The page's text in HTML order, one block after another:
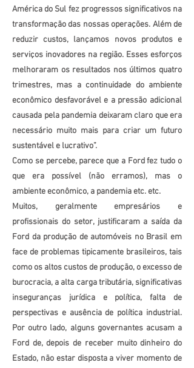
América do Sul fez progressos significativos na
transformação das nossas operações. Além de
reduzir custos, lançamos novos produtos e
serviços inovadores na região. Esses esforços
melhoraram os resultados nos últimos quatro
trimestres, mas a continuidade do ambiente
econômico desfavorável e a pressão adicional
causada pela pandemia deixaram claro que era
necessário muito mais para criar um futuro
sustentável e lucrativo”.
Como se percebe, parece que a Ford fez tudo o
que era possível (não erramos), mas o
ambiente econômico, a pandemia etc. etc.
Muitos, geralmente empresários e
profissionais do setor, justificaram a saída da
Ford da produção de automóveis no Brasil em
face de problemas tipicamente brasileiros, tais
como os altos custos de produção, o excesso de
burocracia, a alta carga tributária, significativas
inseguranças jurídica e política, falta de
perspectivas e ausência de política industrial.
Por outro lado, alguns governantes acusam a
Ford de, depois de receber muito dinheiro do
Estado, não estar disposta a viver momento de